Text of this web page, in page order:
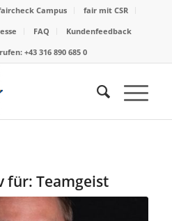
Campus
fair mit CSR
FAQ
Kundenfeedback
+43 316 890 685 0
für: Teamgeist